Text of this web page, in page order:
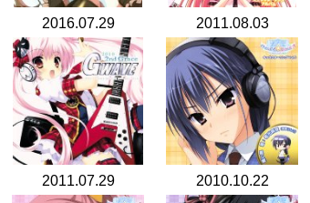
2016.07.29 2011.08.03
2011.07.29 2010.10.22